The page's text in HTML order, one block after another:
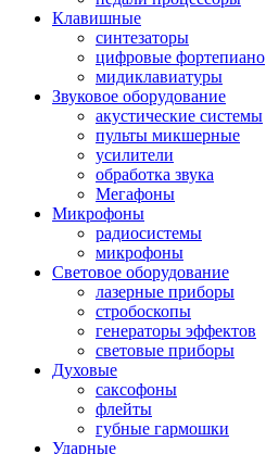
Клавишные
синтезаторы
цифровые фортепиано
мидиклавиатуры
Звуковое оборудование
акустические системы
пульты микшерные
усилители
обработка звука
Мегафоны
Микрофоны
радиосистемы
микрофоны
Световое оборудование
лазерные приборы
стробоскопы
генераторы эффектов
световые приборы
Духовые
саксофоны
флейты
губные гармошки
Ударные